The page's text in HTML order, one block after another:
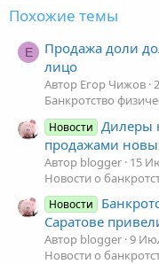
Похожие темы
Е
Продажа доли
лицо
Автор Егор Чижов
Банкротство
Новости
Дилеры
продажами
Автор blogger 15
Новости о
Новости
Саратове
Автор blogger 9
Новости о